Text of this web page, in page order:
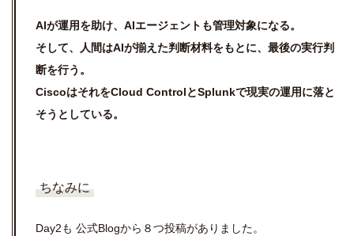
AIが運用を助け、AIエージェントも管理対象になる。
そして、人間はAIが揃えた判断材料をもとに、最後の実行判
断を行う。
CiscoはそれをCloud ControlとSplunkで現実の運用に落と
そうとしている。
ちなみに
Day2も 公式Blogから８つ投稿がありました。